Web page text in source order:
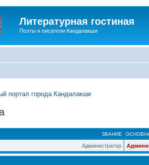
Литературная гостиная
Поэты и писатели Кандалакши
портал города Кандалакши
ЗВАНИЕ
Администратор